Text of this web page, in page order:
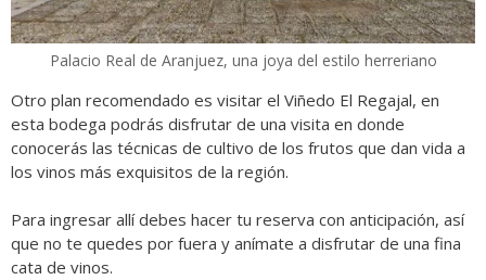
Palacio Real de Aranjuez, una joya del estilo herreriano
Otro plan recomendado es visitar el Viñedo El Regajal, en
esta bodega podrás disfrutar de una visita en donde
conocerás las técnicas de cultivo de los frutos que dan vida a
los vinos más exquisitos de la región.
Para ingresar allí debes hacer tu reserva con anticipación, así
que no te quedes por fuera y anímate a disfrutar de una fina
cata de vinos.